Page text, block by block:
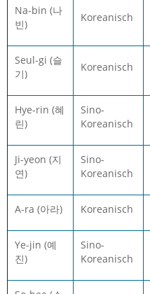
Na-bin (나
빈)
Koreanisch
Seul-gi (슬
기)
Koreanisch
Hye-rin (혜
린)
Sino-
Koreanisch
Ji-yeon (지
연)
Sino-
Koreanisch
A-ra (아라) Koreanisch
Ye-jin (예
진)
Sino-
Koreanisch